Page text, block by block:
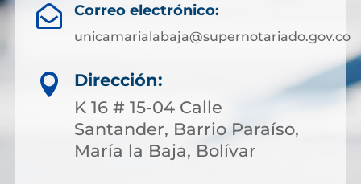
 Correo electrónico:
unicamarialabaja@supernotariado.gov.co

Dirección:
K 16 # 15-04 Calle
Santander, Barrio Paraíso,
María la Baja, Bolívar